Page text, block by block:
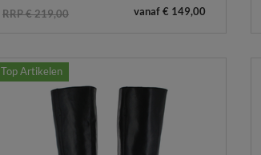
RRP € 219,00 vanaf € 149,00
Top Artikelen